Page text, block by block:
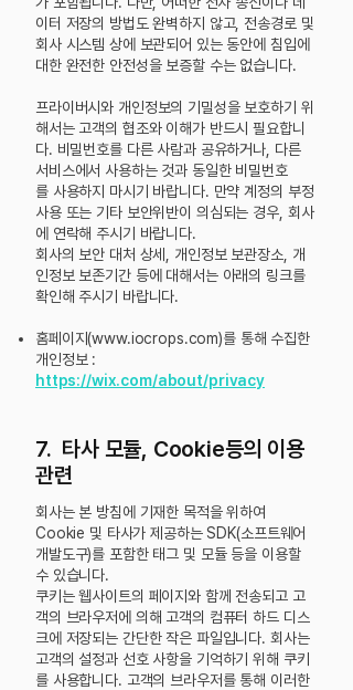
이터 저장의 방법도 완벽하지 않고, 전송경로 및
회사 시스템 상에 보관되어 있는 동안에 침입에
대한 완전한 안전성을 보증할 수는 없습니다.
프라이버시와 개인정보의 기밀성을 보호하기 위
해서는 고객의 협조와 이해가 반드시 필요합니
다. 비밀번호를 다른 사람과 공유하거나, 다른
서비스에서 사용하는 것과 동일한 비밀번호
를 사용하지 마시기 바랍니다. 만약 계정의 부정
사용 또는 기타 보안위반이 의심되는 경우, 회사
에 연락해 주시기 바랍니다.
회사의 보안 대처 상세, 개인정보 보관장소, 개
인정보 보존기간 등에 대해서는 아래의 링크를
확인해 주시기 바랍니다.
홈페이지(www.iocrops.com)를 통해 수집한
개인정보 :
https://wix.com/about/privacy
7. 타사 모듈, Cookie등의 이용
관련
회사는 본 방침에 기재한 목적을 위하여
Cookie 및 타사가 제공하는 SDK(소프트웨어
개발도구)를 포함한 태그 및 모듈 등을 이용할
수 있습니다.
쿠키는 웹사이트의 페이지와 함께 전송되고 고
객의 브라우저에 의해 고객의 컴퓨터 하드 디스
크에 저장되는 간단한 작은 파일입니다. 회사는
고객의 설정과 선호 사항을 기억하기 위해 쿠키
를 사용합니다. 고객의 브라우저를 통해 이러한